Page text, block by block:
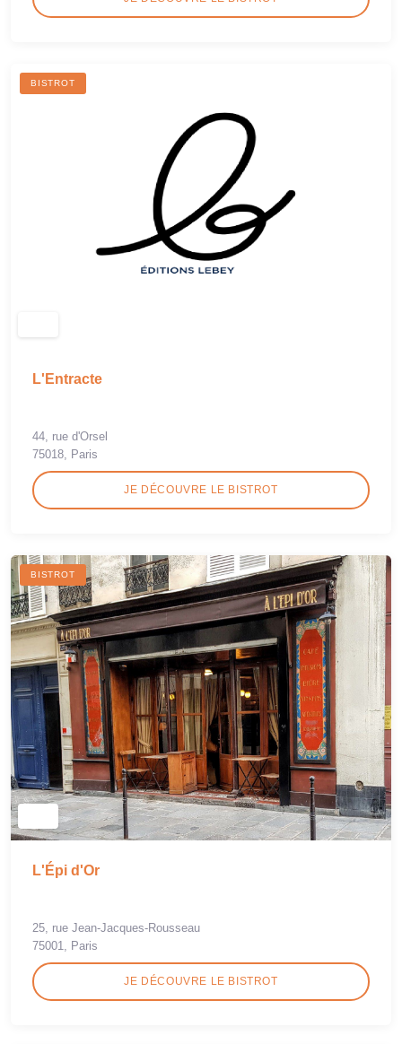
BISTROT
L'Entracte
44, rue d'Orsel
75018, Paris
JE DÉCOUVRE LE BISTROT
BISTROT
L'Épi d'Or
25, rue Jean-Jacques-Rousseau
75001, Paris
JE DÉCOUVRE LE BISTROT